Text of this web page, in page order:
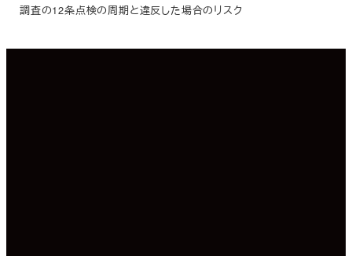
調査の12条点検の周期と違反した場合のリスク